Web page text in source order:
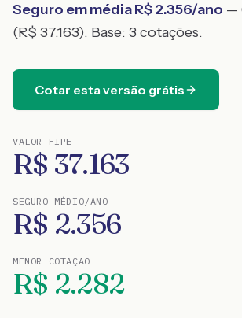
Seguro em média R$2.356/ano —
(R$ 37.163). Base: 3 cotações.
Cotar esta versão grátis
VALOR FIPE
R$ 37.163
SEGURO MÉDIO/ANO
R$ 2.356
MENOR COTAÇÃO
R$ 2.282